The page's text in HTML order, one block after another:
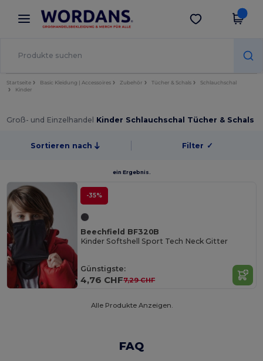
× Wordans App
Bessere Preise in der App!
App holen
Startseite Basic Kleidung | Accessoires Zubehör Tücher & Schals
Schlauchschal
Kinder
Groß- und Einzelhandel Kinder Schlauchschal Tücher & Schals
Sortieren nach Filter ✓
ein Ergebnis.
-35%
Beechfield BF320B
Kinder Softshell Sport Tech Neck Gitter
Günstigste:
4,76 CHF7,29 CHF
Alle Produkte Anzeigen.
FAQ